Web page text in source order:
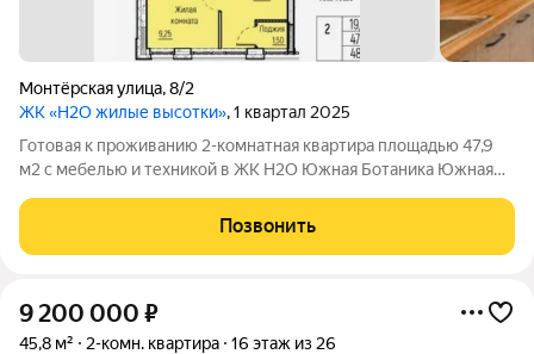
Монтёрская улица,8/2
ЖК «H2O жилые высотки», 1 квартал 2025
Готовая к проживанию 2-комнатная квартира площадью 47,9
м2 с мебелью и техникой в ЖК H2O Южная Ботаника Южная
расположен в Чкаловском районе Екатеринбурга, в новом
развивающемся микрорайоне
Позвонить
9 200 000 ₽
45,8 м² 2-комн. квартира 16 этаж из 26